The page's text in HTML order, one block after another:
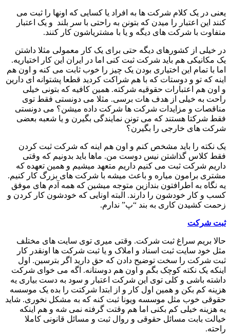
یعنی در یک کلام شرکت ها به افراد یا کسایی که اونها را ثبت می
کنند این اعتبار را میدن که بتونن به راحتی با سر بلند و یک اعتبار
متفاوت با شرکت های دیگه و یا با مشتریاشون کار کنند.
در خیلی از کشورهای دیگه حتی برای یک کار معمولی مثلا داشتن
یک مکانیکی هم باید شرکت ثبت کنی اما در ایران این کار اختیاریه.
اما با تمام این اختیاری بودن یک چیز را خوب ثابت می کنه و اون هم
اینه که تو و دوستات که با هم شراکت کردید قطعا پشتوانه ای دارین
و اون هم اعتبارات حقوقیه شرکته. همین کافیه که بتونی خیلی
راحت به خیلی از هدف هات برسی. مثلا می دونستی فقط توی
مناقصات و مزایدات شرکت ها شرکت داده میشن؟ می دونستی
فقط شرکتا هستند که می تونن نمایندگی بگیرن و یا شعبه بعضی
شرکت های خارجی را بگیرن؟
یک نکته را باید مشخص کنم و اون هم اینه که شرکت ثبت کردن
فقط کلاس گذاشتن نیس دوست من. ماها باید بدونیم که وقتی
داریم شرکت ثبت می کنیم داریم متعهد میشیم و همین تعهده که
مشتری برامون میاره و باعث میشه با شرکت های بزرگ کار کنیم.
یه نگاه به اطرافتون بندازین متوجه میشین که همه آدم های موفق
کسب و کار خودشون را دارند. البته اونایی که خودشون کار کردن و
زحمت کشیدن کاری به بند “پ” ندارم.
ثبت شرکت
حالا بریم سراغ ثبت شرکت. وقتی میری توی سایت های مختلف
مثل خود سایت ثبت اسناد و املاک و یا ثبت شرکت ها اونقدر کار
ثبت شرکت را سخت توضیح دادن که حق دارید اگر بترسین. اول
اینکه یک نکته کوچک بگم و اون هم دوستانه. اگه می خوای شرکت
داشته باشی و کلی توی این شرکت اعتبار و سود به دست بیاری یه
هزینه کم بکن و همین اول کار و از ابتدا شرکتت را بده یک موسسه
حقوقی خوب مثل موسسه ویونا ثبت کنه که به مشکل نخوری. شاید
یه هزینه خیلی کم بکنی اما هم وقتت گرفته نمی شه و هم اینکه
خیالت بابت مسائل حقوقی و روال ثبت و مسائل قانونی کاملا
راحته.